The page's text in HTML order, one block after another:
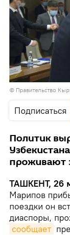
© Правительство
Подписаться
Политик
проживают
ТАШКЕНТ, 26
Марипов
поездки он
диаспоры,
сообщает